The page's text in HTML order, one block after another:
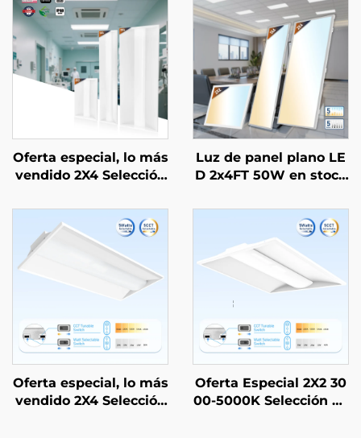
Oferta especial, lo más
vendido 2X4 Selección
minación comercial e i
ndustrial LED tipo troff
er
Luz de panel plano LE
D 2x4FT 50W en stock
ático, instalación emp
otrada para techos des
colgados, iluminación
posterior LED
Oferta especial, lo más
vendido 2X4 Selección
Oferta Especial 2X2 30
00-5000K Selección de